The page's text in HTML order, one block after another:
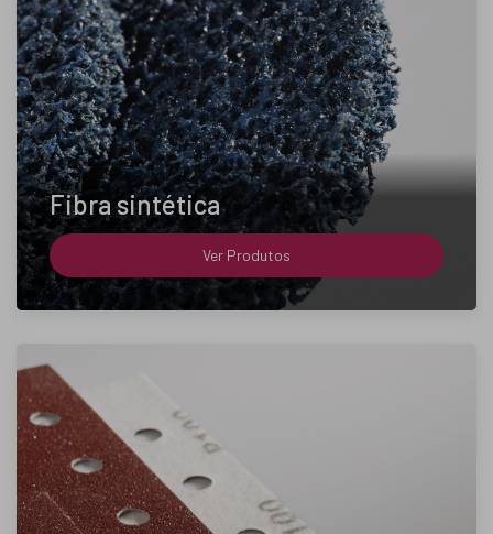
Fibra sintética
Ver Produtos